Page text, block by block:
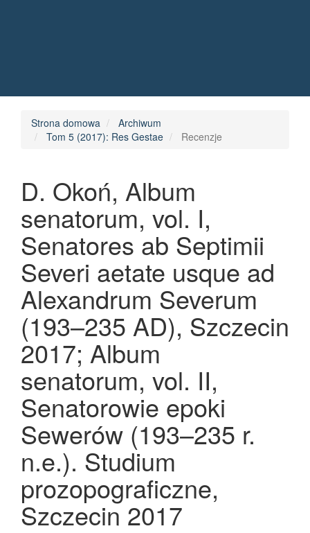
Main Content
Strona domowa
Archiwum
Tom 5 (2017): Res Gestae
Recenzje
D. Okoń, Album
senatorum, vol. I,
Senatores ab Septimii
Severi aetate usque ad
Alexandrum Severum
(193–235 AD), Szczecin
2017; Album
senatorum, vol. II,
Senatorowie epoki
Sewerów (193–235 r.
n.e.). Studium
prozopograficzne,
Szczecin 2017